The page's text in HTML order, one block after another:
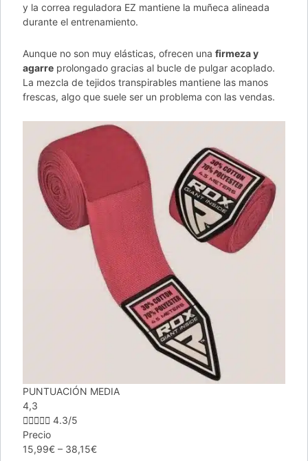
y la correa reguladora EZ mantiene la muñeca alineada
durante el entrenamiento.
Aunque no son muy elásticas, ofrecen una firmeza y
agarre prolongado gracias al bucle de pulgar acoplado.
La mezcla de tejidos transpirables mantiene las manos
frescas, algo que suele ser un problema con las vendas.
PUNTUACIÓN MEDIA
4,3
 4.3/5
Precio
15,99€ – 38,15€